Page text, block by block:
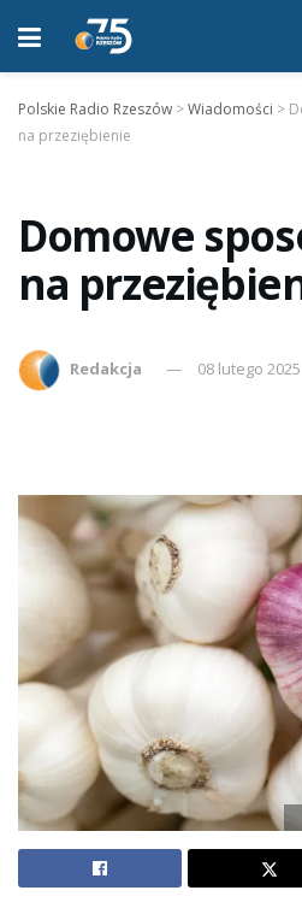
Polskie Radio Rzeszów >Wiadomości >
na przeziębienie
Domowe
na
Redakcja 08 lutego